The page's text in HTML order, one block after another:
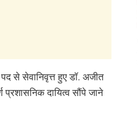
से सेवानिवृत्त हुए डॉ. अजीत
प्रशासनिक दायित्व सौंपे जाने